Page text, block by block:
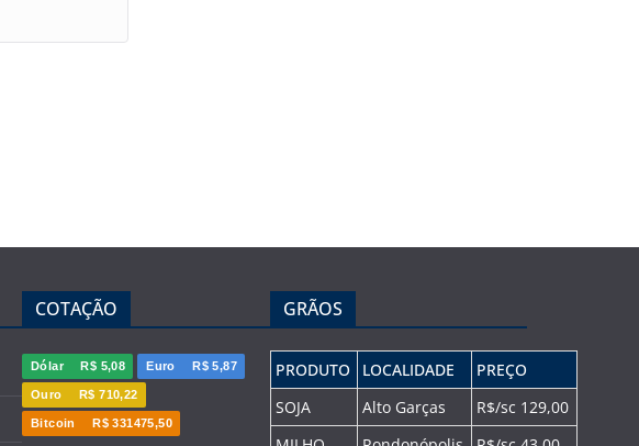
COTAÇÃO
Dólar R$ 5,08 Euro R$ 5,87
Ouro R$ 710,22
Bitcoin R$ 331475,50
GRÃOS
PRODUTO LOCALIDADE
PREÇO
SOJA
Alto Garças
R$/sc 129,00